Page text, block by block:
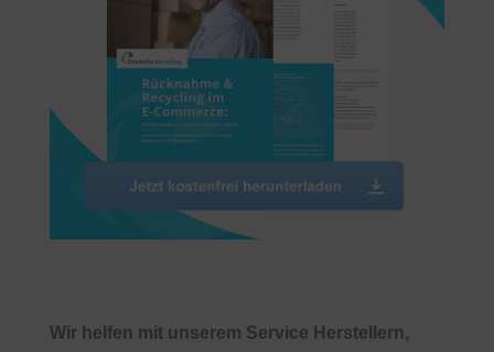
Wir helfen mit unserem Service Herstellern,